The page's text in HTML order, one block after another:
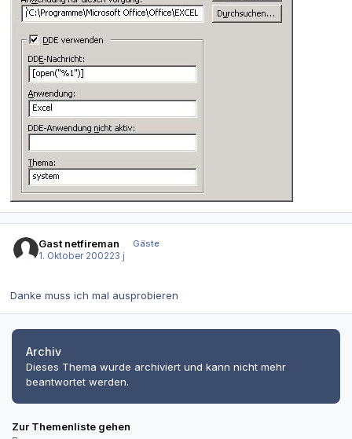
Gast netfireman
Gäste
1. Oktober 200223 j
Danke muss ich mal ausprobieren
Archiv
Dieses Thema wurde archiviert und kann nicht mehr
beantwortet werden.
Zur Themenliste gehen